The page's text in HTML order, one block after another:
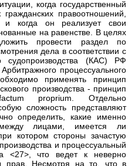
когда государственный
гражданских правоотношений,
и когда он реализует свои
на равенстве. В целях
провести раздел по
дела в соответствии с
судопроизводства (КАС) РФ
процессуального
применять принцип
производства - принцип
proprium. Отдельно
сложность представляют
определить, какие именно
лицами, имеется ли
котором стороны зачастую
и процессуальный
<27>, что ведет к неверно
прав. Несмотря на то, что в